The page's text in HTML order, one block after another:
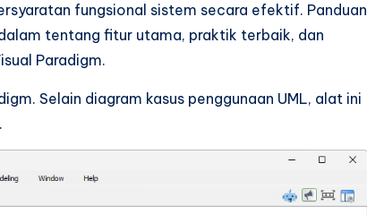
fungsional sistem secara efektif. Panduan
tentang fitur utama, praktik terbaik, dan
Paradigm.
Selain diagram kasus penggunaan UML, alat ini